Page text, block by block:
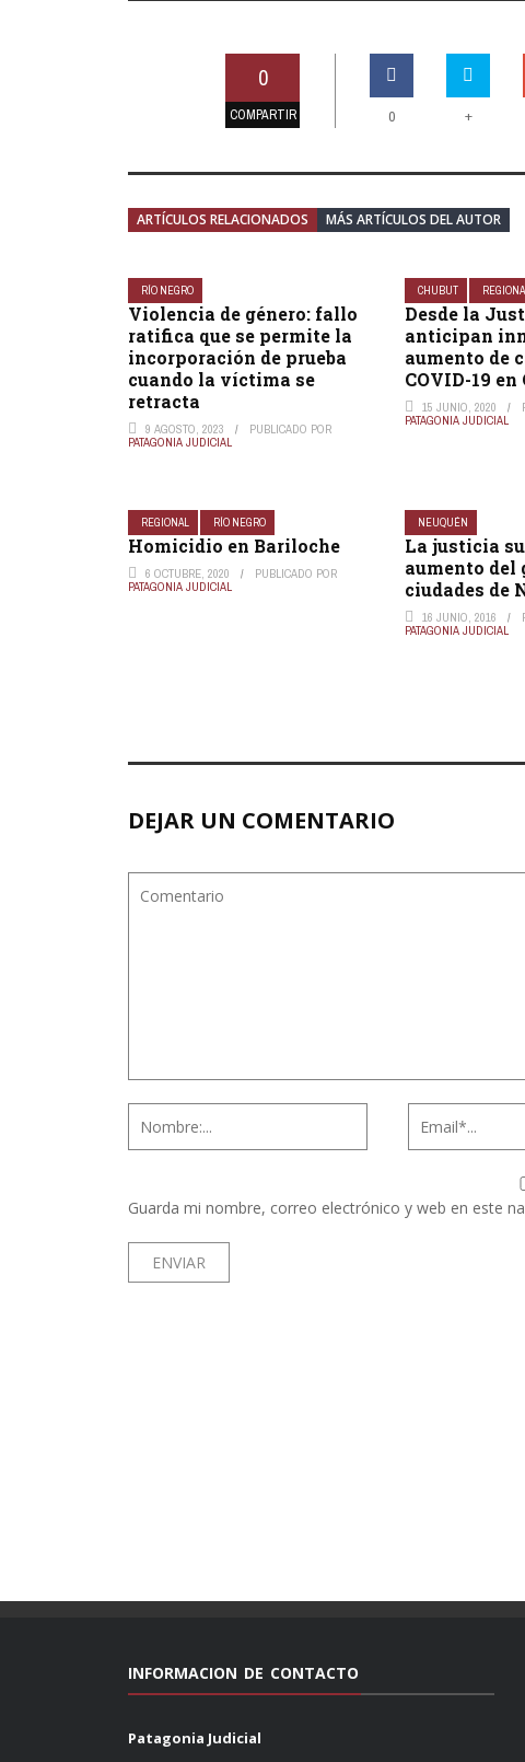
0
COMPARTIR 0 +
ARTÍCULOS RELACIONADOS MÁS ARTÍCULOS DEL AUTOR
RÍO NEGRO
Violencia de género: fallo
ratifica que se permite la
incorporación de prueba
cuando la víctima se
retracta
9 AGOSTO, 2023
PUBLICADO POR
PATAGONIA JUDICIAL
CHUBUT
Desde la
anticipan
aumento de
COVID-19 en
15 JUNIO, 2020
PATAGONIA JUDICIAL
REGIONAL RÍO NEGRO
Homicidio en Bariloche
6 OCTUBRE, 2020
PUBLICADO POR
PATAGONIA JUDICIAL
NEUQUÉN
La justicia
aumento del
ciudades de
16 JUNIO, 2016
PATAGONIA JUDICIAL
DEJAR UN COMENTARIO
Guarda mi nombre, correo electrónico y web en este
INFORMACION DE CONTACTO
Patagonia Judicial